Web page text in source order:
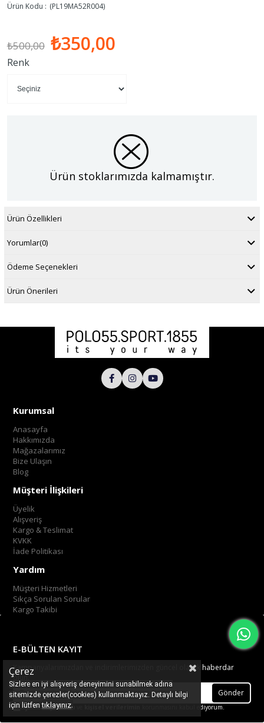
(PL19MA52R004)
₺500,00 ₺350,00
Renk
Ürün stoklarımızda kalmamıştır.
Ürün Özellikleri
Yorumlar(0)
Ödeme Seçenekleri
Ürün Önerileri
Kurumsal
Anasayfa
Hakkımızda
Mağazalarımız
Bize Ulaşın
Blog
Müşteri İlişkileri
Üyelik
Alışveriş
Kargo & Teslimat
KVKK
İade Politikası
Yardım
Müşteri Hizmetleri
Sıkça Sorulan Sorular
Kargo Takibi
E-BÜLTEN KAYIT
Kampanyalarımızdan ve indirimlerimizden güncel olarak haberdar
olun.
Gönder
Üyelik koşullarını korunmasını kabul ediyorum.
Çerez
Sizlere en iyi alışveriş deneyimini sunabilmek adına
sitemizde çerezler(cookies) kullanmaktayız. Detaylı bilgi
için lütfentıklayınız.